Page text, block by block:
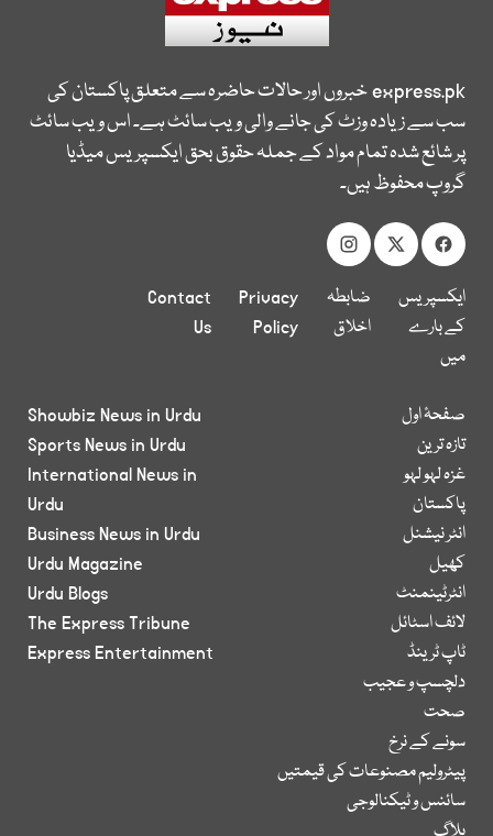
express.pkخبروں اور حالات حاضرہ سے متعلق پاکستان کی
سب سے زیادہ وزٹ کی جانے والی ویب سائٹ ہے۔ اس ویب سائٹ
پر شائع شدہ تمام مواد کے جملہ حقوق بحق ایکسپریس میڈیا
گروپ محفوظ ہیں۔
ایکسپریس
کے بارے
میں
ضابطہ
اخلاق
Privacy
Policy
Contact
Us
صفحۂ اول
تازہ ترین
غزہ لہو لہو
پاکستان
انٹر نیشنل
کھیل
انٹرٹینمنٹ
لائف اسٹائل
ٹاپ ٹرینڈ
دلچسپ و عجیب
صحت
سونے کے نرخ
پیٹرولیم مصنوعات کی قیمتیں
سائنس و ٹیکنالوجی
Showbiz News in Urdu
Sports News in Urdu
International News in
Urdu
Business News in Urdu
Urdu Magazine
Urdu Blogs
The Express Tribune
Express Entertainment